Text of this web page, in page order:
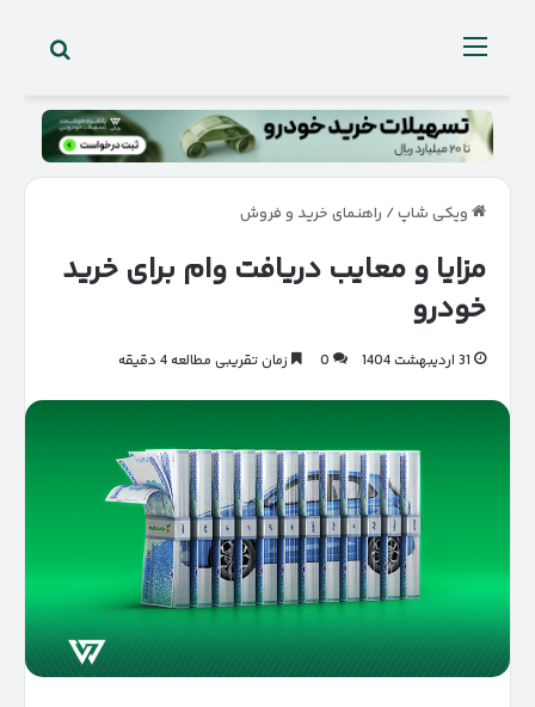
منو
ویکی شاپ/ راهنمای خرید و فروش
مزایا و معایب دریافت وام برای خرید
خودرو
31 اردیبهشت 1404 0 زمان تقریبی مطالعه 4 دقیقه